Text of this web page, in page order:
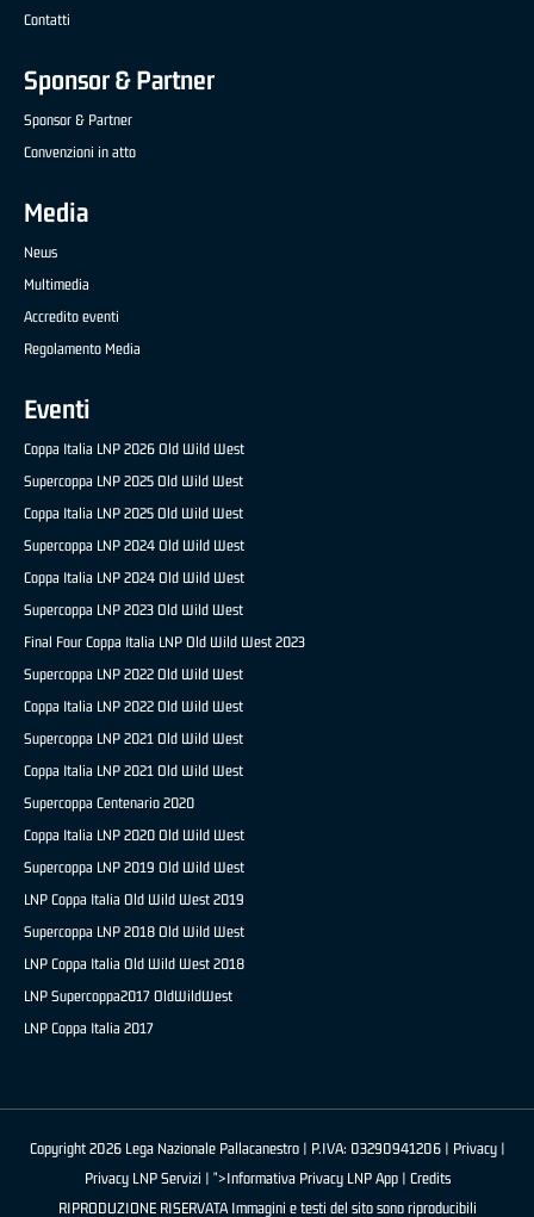
Contatti
Sponsor & Partner
Sponsor & Partner
Convenzioni in atto
Media
News
Multimedia
Accredito eventi
Regolamento Media
Eventi
Coppa Italia LNP 2026 Old Wild West
Supercoppa LNP 2025 Old Wild West
Coppa Italia LNP 2025 Old Wild West
Supercoppa LNP 2024 Old Wild West
Coppa Italia LNP 2024 Old Wild West
Supercoppa LNP 2023 Old Wild West
Final Four Coppa Italia LNP Old Wild West 2023
Supercoppa LNP 2022 Old Wild West
Coppa Italia LNP 2022 Old Wild West
Supercoppa LNP 2021 Old Wild West
Coppa Italia LNP 2021 Old Wild West
Supercoppa Centenario 2020
Coppa Italia LNP 2020 Old Wild West
Supercoppa LNP 2019 Old Wild West
LNP Coppa Italia Old Wild West 2019
Supercoppa LNP 2018 Old Wild West
LNP Coppa Italia Old Wild West 2018
LNP Supercoppa2017 OldWildWest
LNP Coppa Italia 2017
Copyright 2026 Lega Nazionale Pallacanestro | P.IVA: 03290941206 | Privacy|
Privacy LNP Servizi | ">Informativa Privacy LNP App | Credits
RIPRODUZIONE RISERVATA Immagini e testi del sito sono riproducibili